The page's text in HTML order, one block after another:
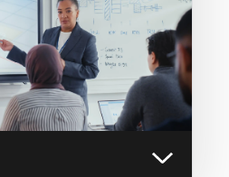
目，从而增强教学和学习体
验。